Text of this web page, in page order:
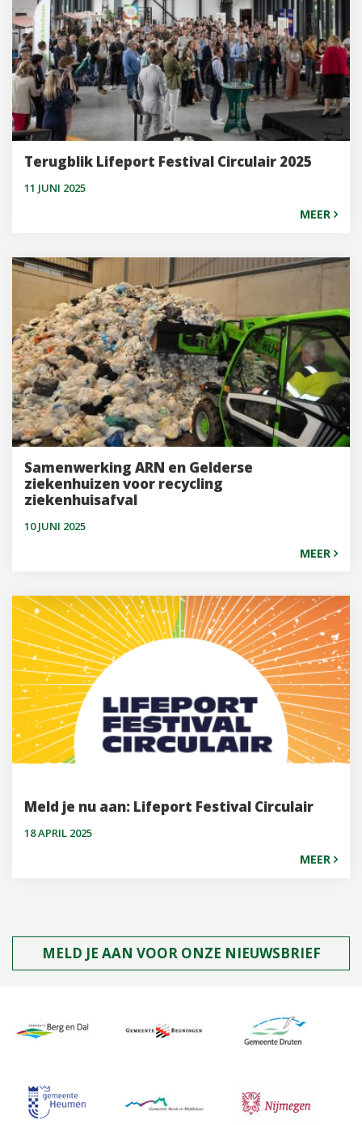
Terugblik Lifeport Festival Circulair 2025
11 JUNI 2025
MEER
Samenwerking ARN en Gelderse
ziekenhuizen voor recycling
ziekenhuisafval
10 JUNI 2025
MEER
Meld je nu aan: Lifeport Festival Circulair
18 APRIL 2025
MEER
MELD JE AAN VOOR ONZE NIEUWSBRIEF